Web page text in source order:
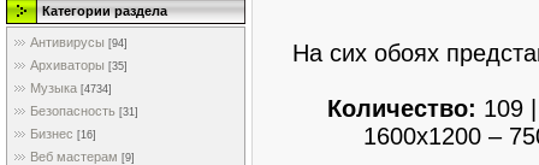
Категории раздела
Антивирусы [94]
Архиваторы [35]
Музыка [4734]
Безопасность [31]
Бизнес [16]
Веб мастерам [9]
На сих обоях
Количество: 109
1600x1200 –